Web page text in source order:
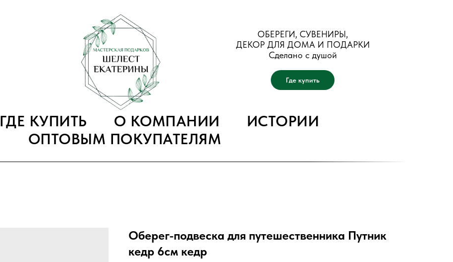
ОБЕРЕГИ, СУВЕНИРЫ,
ДЕКОР ДЛЯ ДОМА И ПОДАРКИ
Сделано с душой
Где купить
ГДЕ КУПИТЬ О КОМПАНИИ
ИСТОРИИ
ОПТОВЫМ ПОКУПАТЕЛЯМ
Оберег-подвеска для путешественника Путник
кедр 6см кедр